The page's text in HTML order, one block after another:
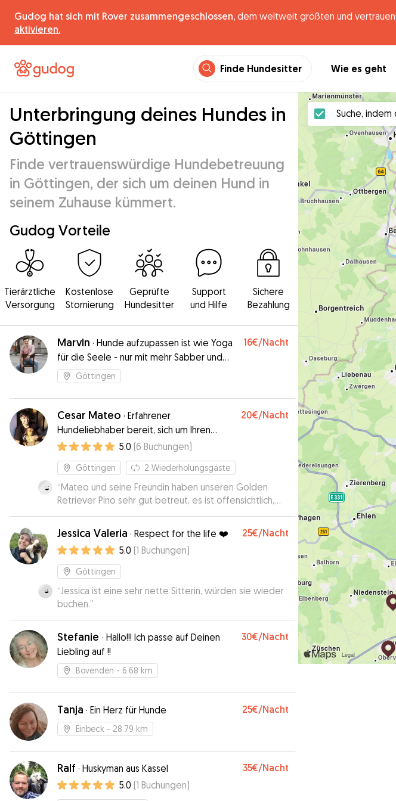
Gudog hat sich mit Rover zusammengeschlossen, dem weltweit größten und
aktivieren.
Finde Hundesitter Wie es geht
Unterbringung deines Hundes in
Göttingen
Finde vertrauenswürdige Hundebetreuung
in Göttingen, der sich um deinen Hund in
seinem Zuhause kümmert.
Gudog Vorteile
Tierärztliche
Versorgung
Kostenlose
Stornierung
Geprüfte
Hundesitter
Support
und Hilfe
Sichere
Bezahlung
Marvin · Hunde aufzupassen ist wie Yoga
für die Seele - nur mit mehr Sabber und
Ballwerfen.
16€/Nacht
Göttingen
Cesar Mateo · Erfahrener
Hundeliebhaber bereit, sich um Ihren
pelzigen Freund zu kümmern!
20€/Nacht
5.0 (6 Buchungen)
Göttingen 2 Wiederholungsgäste
“Mateo und seine Freundin haben unseren Golden
Retriever Pino sehr gut betreut, es ist offensichtlich,
dass sie Hunde gerne haben und gut mit ihnen
umgehen können. Ich habe gemerkt, dass auch Pino
beide sehr gerne hat. Ich kann Mateo auf jeden Fall
weiter empfehlen!”
Jessica Valeria · Respect for the life ❤️ 25€/Nacht
5.0 (1 Buchungen)
Göttingen
“Jessica ist eine sehr nette Sitterin, würden sie wieder
buchen.”
Stefanie · Hallo!!! Ich passe auf Deinen
Liebling auf !!
30€/Nacht
Bovenden - 6.68 km
Tanja · Ein Herz für Hunde 25€/Nacht
Einbeck - 28.79 km
Ralf · Huskyman aus Kassel 35€/Nacht
5.0 (1 Buchungen)
Suche,